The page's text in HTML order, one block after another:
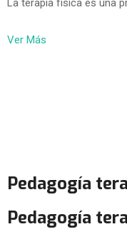
La terapia física es una
Ver Más
Pedagogía
Pedagogía